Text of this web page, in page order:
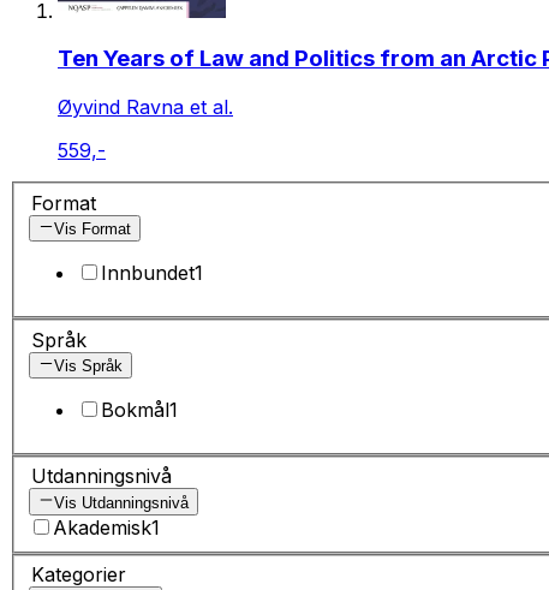
Ten Years of Law and Politics from an Arctic
Øyvind Ravna et al.
559,-
Format
Vis Format
Innbundet1
Språk
Vis Språk
Bokmål1
Utdanningsnivå
Vis Utdanningsnivå
Akademisk1
Kategorier